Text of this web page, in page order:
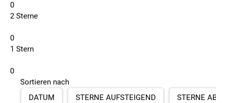
0
2 Sterne
0
1 Stern
0
Sortieren nach
DATUM
STERNE AUFSTEIGEND STERNE